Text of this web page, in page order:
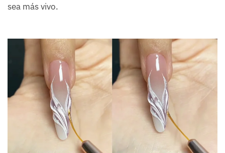
sea más vivo.